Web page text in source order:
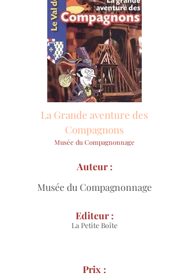
La Grande aventure des
Compagnons
Musée du Compagnonnage
Musée du Compagnonnage
Auteur :
La Petite Boîte
Editeur :
Prix :